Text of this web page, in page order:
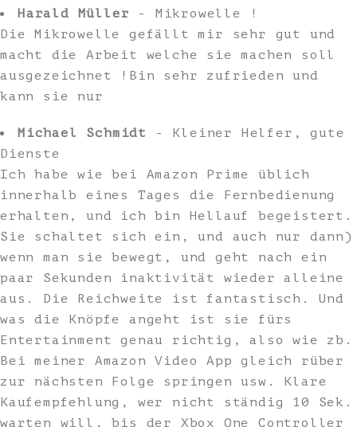
Harald Müller - Mikrowelle !
Die Mikrowelle gefällt mir sehr gut und
macht die Arbeit welche sie machen soll
ausgezeichnet !Bin sehr zufrieden und
kann sie nur
Michael Schmidt
- Kleiner Helfer, gute
Dienste
Ich habe wie bei Amazon Prime üblich
innerhalb eines Tages die Fernbedienung
erhalten, und ich bin Hellauf begeistert.
Sie schaltet sich ein, und auch nur dann)
wenn man sie bewegt, und geht nach ein
paar Sekunden inaktivität wieder alleine
aus. Die Reichweite ist fantastisch. Und
was die Knöpfe angeht ist sie fürs
Entertainment genau richtig, also wie zb.
Bei meiner Amazon Video App gleich rüber
zur nächsten Folge springen usw. Klare
Kaufempfehlung, wer nicht ständig 10 Sek.
warten will, bis der Xbox One Controller